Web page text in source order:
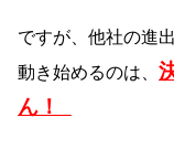
ですが、他社の進
動き始めるのは、
ん！